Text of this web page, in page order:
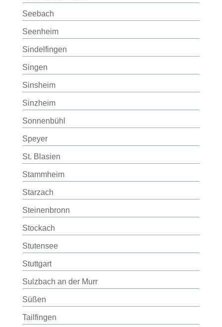
Seebach
Seenheim
Sindelfingen
Singen
Sinsheim
Sinzheim
Sonnenbühl
Speyer
St. Blasien
Stammheim
Starzach
Steinenbronn
Stockach
Stutensee
Stuttgart
Sulzbach an der Murr
Süßen
Tailfingen